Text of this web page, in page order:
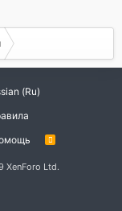
(Ru)
R
XenForo Ltd.